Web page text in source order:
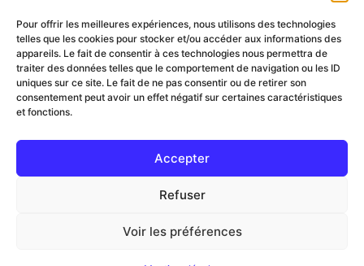
Pour offrir les meilleures expériences, nous utilisons des technologies
telles que les cookies pour stocker et/ou accéder aux informations des
appareils. Le fait de consentir à ces technologies nous permettra de
traiter des données telles que le comportement de navigation ou les ID
uniques sur ce site. Le fait de ne pas consentir ou de retirer son
consentement peut avoir un effet négatif sur certaines caractéristiques
et fonctions.
Accepter
Refuser
Voir les préférences
ou envoyez-vous vos documents par email
pour obtenir votre
devis gratuit et sans engagement :
info@ab-traduction.com
THALES IT
Copyright ©2023 AB Traduction. Tous droits réservés.